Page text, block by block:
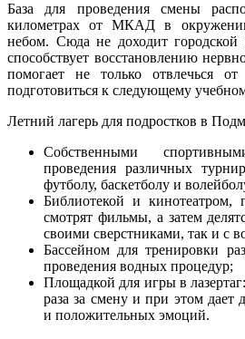
База для проведения смены
километрах от МКАД в
небом. Сюда не доходит городской
способствует восстановлению
помогает не только отвлечься
подготовиться к следующему
Летний лагерь для подростков в
Собственными
проведения различных
футболу, баскетболу и
Библиотекой и кинотеатром,
смотрят фильмы, а затем
своими сверстниками, так и с
Бассейном для тренировки
проведения водных процедур;
Площадкой для игры в
раза за смену и при этом дает
и положительных эмоций.